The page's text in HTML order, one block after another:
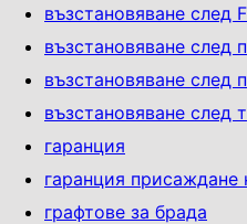
възстановяване след
възстановяване след
възстановяване след
възстановяване след
гаранция
гаранция присаждане
графтове за брада